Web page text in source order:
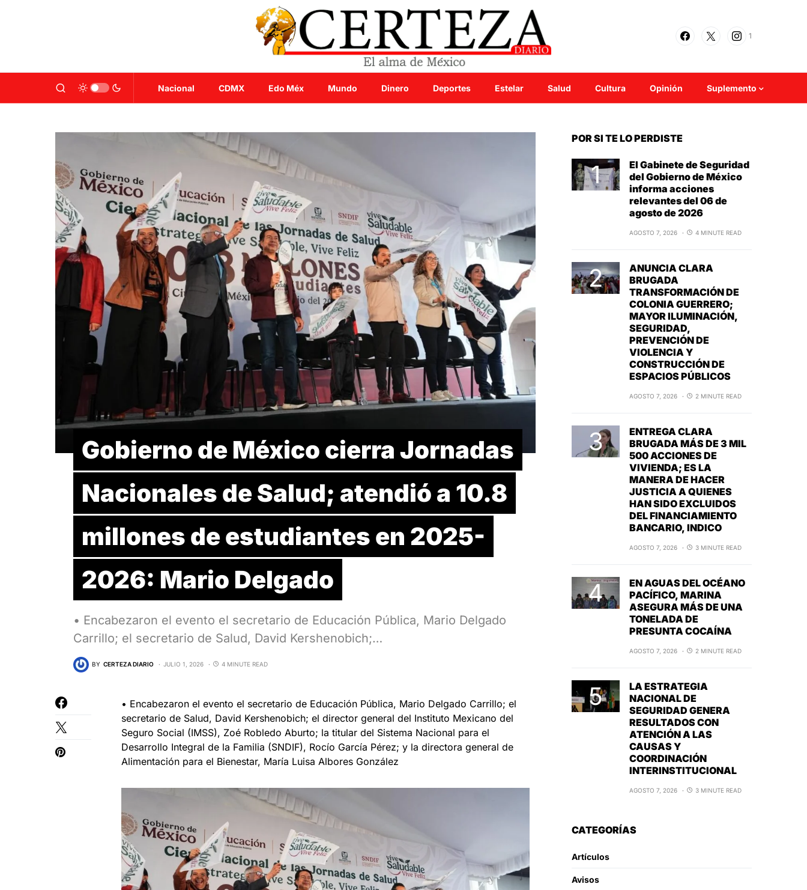
1
Nacional CDMX Edo Méx Mundo Dinero Deportes Estelar Salud Cultura Opinión Suplemento
Gobierno de México cierra Jornadas
Nacionales de Salud; atendió a 10.8
millones de estudiantes en 2025-
2026: Mario Delgado
• Encabezaron el evento el secretario de Educación Pública, Mario Delgado
Carrillo; el secretario de Salud, David Kershenobich;…
BY CERTEZA DIARIO JULIO 1, 2026 4 MINUTE READ
• Encabezaron el evento el secretario de Educación Pública, Mario Delgado Carrillo; el
secretario de Salud, David Kershenobich; el director general del Instituto Mexicano del
Seguro Social (IMSS), Zoé Robledo Aburto; la titular del Sistema Nacional para el
Desarrollo Integral de la Familia (SNDIF), Rocío García Pérez; y la directora general de
Alimentación para el Bienestar, María Luisa Albores González
POR SI TE LO PERDISTE
El Gabinete de Seguridad
del Gobierno de México
informa acciones
relevantes del 06 de
agosto de 2026
AGOSTO 7, 2026 4 MINUTE READ
ANUNCIA CLARA
BRUGADA
TRANSFORMACIÓN DE
COLONIA GUERRERO;
MAYOR ILUMINACIÓN,
SEGURIDAD,
PREVENCIÓN DE
VIOLENCIA Y
CONSTRUCCIÓN DE
ESPACIOS PÚBLICOS
AGOSTO 7, 2026 2 MINUTE READ
ENTREGA CLARA
BRUGADA MÁS DE 3 MIL
500 ACCIONES DE
VIVIENDA; ES LA
MANERA DE HACER
JUSTICIA A QUIENES
HAN SIDO EXCLUIDOS
DEL FINANCIAMIENTO
BANCARIO, INDICO
AGOSTO 7, 2026 3 MINUTE READ
EN AGUAS DEL OCÉANO
PACÍFICO, MARINA
ASEGURA MÁS DE UNA
TONELADA DE
PRESUNTA COCAÍNA
AGOSTO 7, 2026 2 MINUTE READ
LA ESTRATEGIA
NACIONAL DE
SEGURIDAD GENERA
RESULTADOS CON
ATENCIÓN A LAS
CAUSAS Y
COORDINACIÓN
INTERINSTITUCIONAL
AGOSTO 7, 2026 3 MINUTE READ
CATEGORÍAS
Artículos
Avisos